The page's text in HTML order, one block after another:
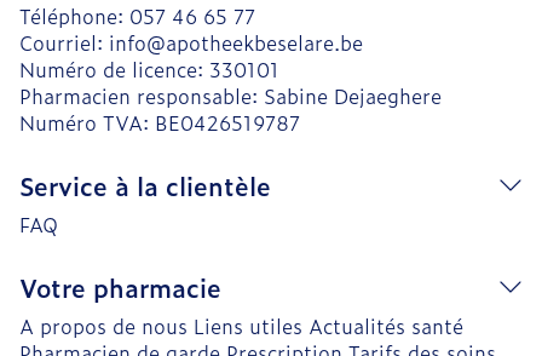
Téléphone: 057 46 65 77
Courriel: info@apotheekbeselare.be
Numéro de licence: 330101
Pharmacien responsable: Sabine Dejaeghere
Numéro TVA: BE0426519787
Service à la clientèle
FAQ
Votre pharmacie
A propos de nous Liens utiles Actualités santé